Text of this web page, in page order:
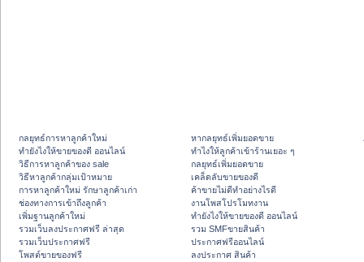
กลยุทธ์การหาลูกค้าใหม่
ทํายังไงให้ขายของดี ออนไลน์
วิธีการหาลูกค้าของ sale
วิธีหาลูกค้ากลุ่มเป้าหมาย
การหาลูกค้าใหม่ รักษาลูกค้าเก่า
ช่องทางการเข้าถึงลูกค้า
เพิ่มฐานลูกค้าใหม่
รวมเว็บลงประกาศฟรี ล่าสุด
รวมเว็บประกาศฟรี
โพสต์ขายของฟรี
หากลยุทธ์เพิ่มยอดขาย
ทําไงให้ลูกค้าเข้าร้านเยอะ ๆ
กลยุทธ์เพิ่มยอดขาย
เคล็ดลับขายของดี
ค้าขายไม่ดีทำอย่างไรดี
งานโพสโปรโมทงาน
ทํายังไงให้ขายของดี ออนไลน์
รวม SMFขายสินค้า
ประกาศฟรีออนไลน์
ลงประกาศ สินค้า